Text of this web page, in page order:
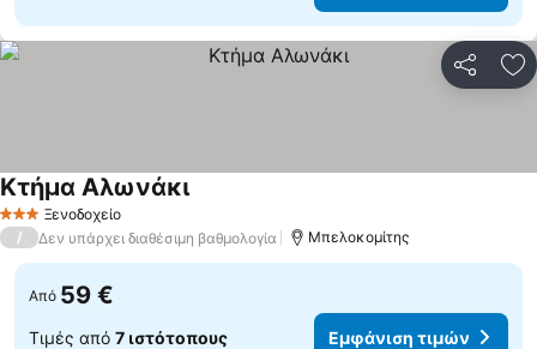
3 ΑστέριαΞενοδοχείο
Κτήμα Αλωνάκι
/ Δεν υπάρχει διαθέσιμη βαθμολογία Μπελοκομίτης
Από 59 €
Τιμές από 7 ιστότοπους Εμφάνιση τιμών